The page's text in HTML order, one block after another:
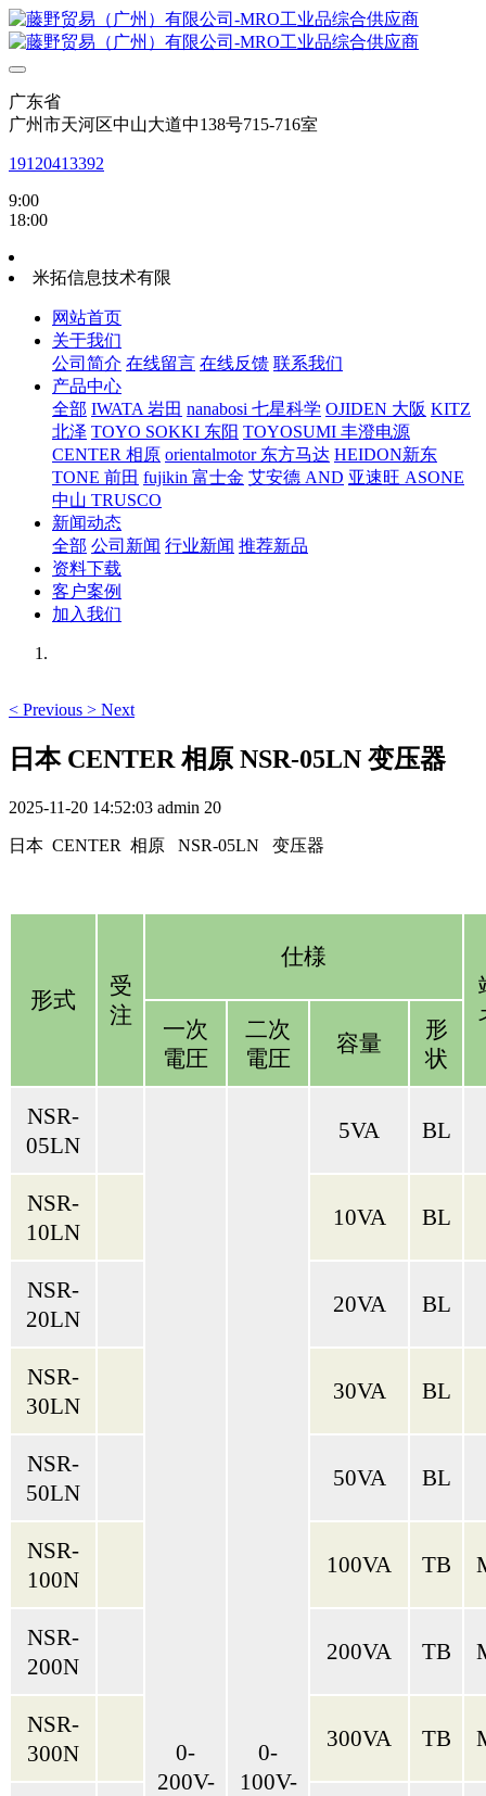
广东省
广州市天河区中山大道中138号715-716室
19120413392
9:00
18:00
米拓信息技术有限
网站首页
关于我们
公司简介 在线留言 在线反馈 联系我们
产品中心
全部 IWATA 岩田 nanabosi 七星科学 OJIDEN 大阪 KITZ
北泽 TOYO SOKKI 东阳 TOYOSUMI 丰澄电源
CENTER 相原 orientalmotor 东方马达 HEIDON新东
TONE 前田 fujikin 富士金 艾安德 AND 亚速旺 ASONE
中山 TRUSCO
新闻动态
全部 公司新闻 行业新闻 推荐新品
资料下载
客户案例
加入我们
< Previous > Next
日本 CENTER 相原 NSR-05LN 变压器
2025-11-20 14:52:03 admin 20
日本 CENTER 相原 NSR-05LN 变压器
形式
受
注
仕様
一次
電圧
二次
電圧
容量
形
状
NSR-
05LN
0-
200V-
0-
100V-
5VA BL
NSR-
10LN
10VA BL
NSR-
20LN
20VA BL
NSR-
30LN
30VA BL
NSR-
50LN
50VA BL
NSR-
100N
100VA TB
NSR-
200N
200VA TB
NSR-
300N
300VA TB